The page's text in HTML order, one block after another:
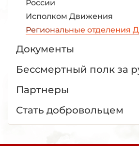
России
Исполком Движения
Региональные отделения
Документы
Бессмертный полк за
Партнеры
Стать добровольцем